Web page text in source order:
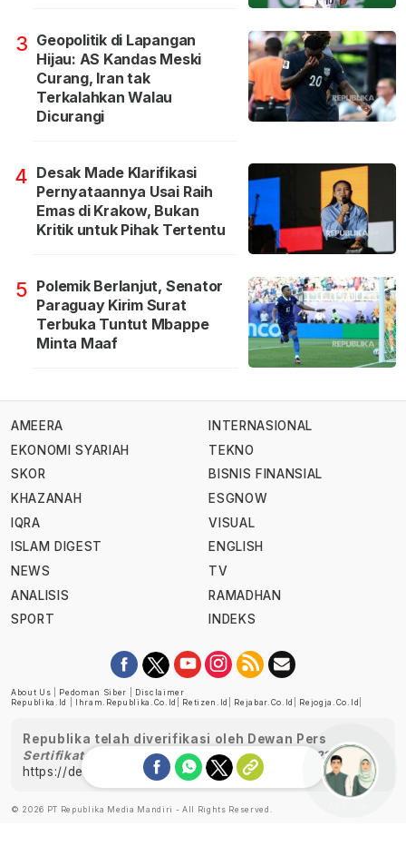
3 Geopolitik di Lapangan
Hijau: AS Kandas Meski
Curang, Iran tak
Terkalahkan Walau
Dicurangi
4 Desak Made Klarifikasi
Pernyataannya Usai Raih
Emas di Krakow, Bukan
Kritik untuk Pihak Tertentu
5 Polemik Berlanjut, Senator
Paraguay Kirim Surat
Terbuka Tuntut Mbappe
Minta Maaf
AMEERA
EKONOMI SYARIAH
SKOR
KHAZANAH
IQRA
ISLAM DIGEST
NEWS
ANALISIS
SPORT
INTERNASIONAL
TEKNO
BISNIS FINANSIAL
ESGNOW
VISUAL
ENGLISH
TV
RAMADHAN
INDEKS
About Us Pedoman Siber
Disclaimer
Republika.id
Ihram.republika.co.id Retizen.id Rejabar.co.id Rejogja.co.id
Republika telah diverifikasi oleh Dewan Pers
Sertifikat Nomor 1058/DP-Verifikasi/K/XII/2022
https://dewanpers.or.id/data/perusahaanpers
© 2026 PT Republika Media Mandiri - All Rights Reserved.